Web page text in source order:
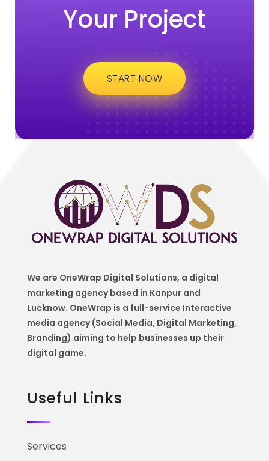
Your Project
START NOW
We are OneWrap Digital Solutions, a digital
marketing agency based in Kanpur and
Lucknow. OneWrap is a full-service Interactive
media agency (Social Media, Digital Marketing,
Branding) aiming to help businesses up their
digital game.
Useful Links
Services